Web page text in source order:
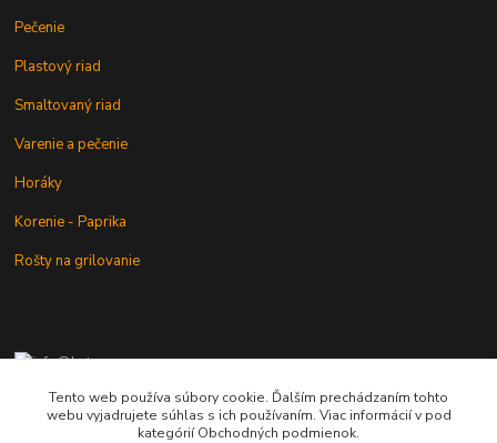
Pečenie
Plastový riad
Smaltovaný riad
Varenie a pečenie
Horáky
Korenie - Paprika
Rošty na grilovanie
+421 902 212 007
od 8:00 - do 16:00 hod
Tento web používa súbory cookie. Ďalším prechádzaním tohto
webu vyjadrujete súhlas s ich používaním. Viac informácií v pod
kategórií Obchodných podmienok.